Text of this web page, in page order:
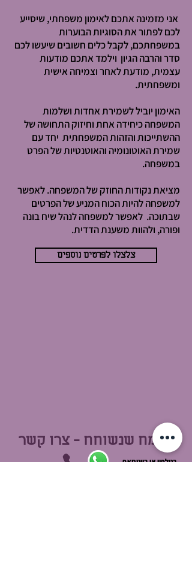
אני מזמינה אתכם לאימון משפחתי, שיסייע
לכם לפתור את הסוגיות הבוערות
במשפחתכם, לקבל כלים חשובים שיעשו לכם
סדר והרבה הגיון וילמד אתכם מודעות
עצמית, מודעת לאחר וצמיחה אישית
ומשפחתית.
האימון יוביל לשמירת אחדות ושלמות
המשפחה כיחידה אחת וחיזוק התחושה של
ההשתייכות והזהות המשפחתית יחד עם
שמירת האוטונומיה והאוטנטיות של הפרט
במשפחה.
מציאת נקודות החוזק של המשפחה. לאפשר
למשפחה להיות הכוח המניע של הפרטים
שבתוכה. לאפשר למשפחה לנהל שיח בונה
ופורה, ולהוות משענת הדדית.
צלצלו לפרטים נוספים
אשמח שנשוחח - צרו קשר
בטלפון או בווטסאפ